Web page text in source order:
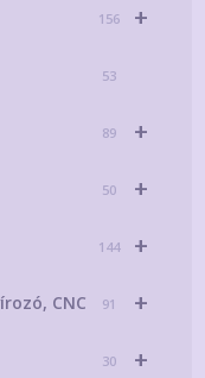
+
156
53
+
89
+
50
+
144
+
CNC 91
+
30